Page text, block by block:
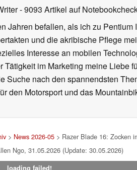
- 9093 Artikel auf
Jahren befallen, als ich zu
und die akribische Pflege
Interesse an mobilen
im Marketing meine Liebe
nach den spannendsten
den Motorsport und das
> News 2026-05 > Razer Blade 16: Zocken
Ngo, 31.05.2026 (Update: 30.05.2026)
loading failed!